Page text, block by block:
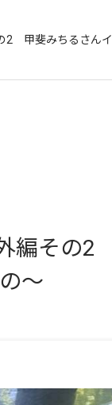
編その
〜